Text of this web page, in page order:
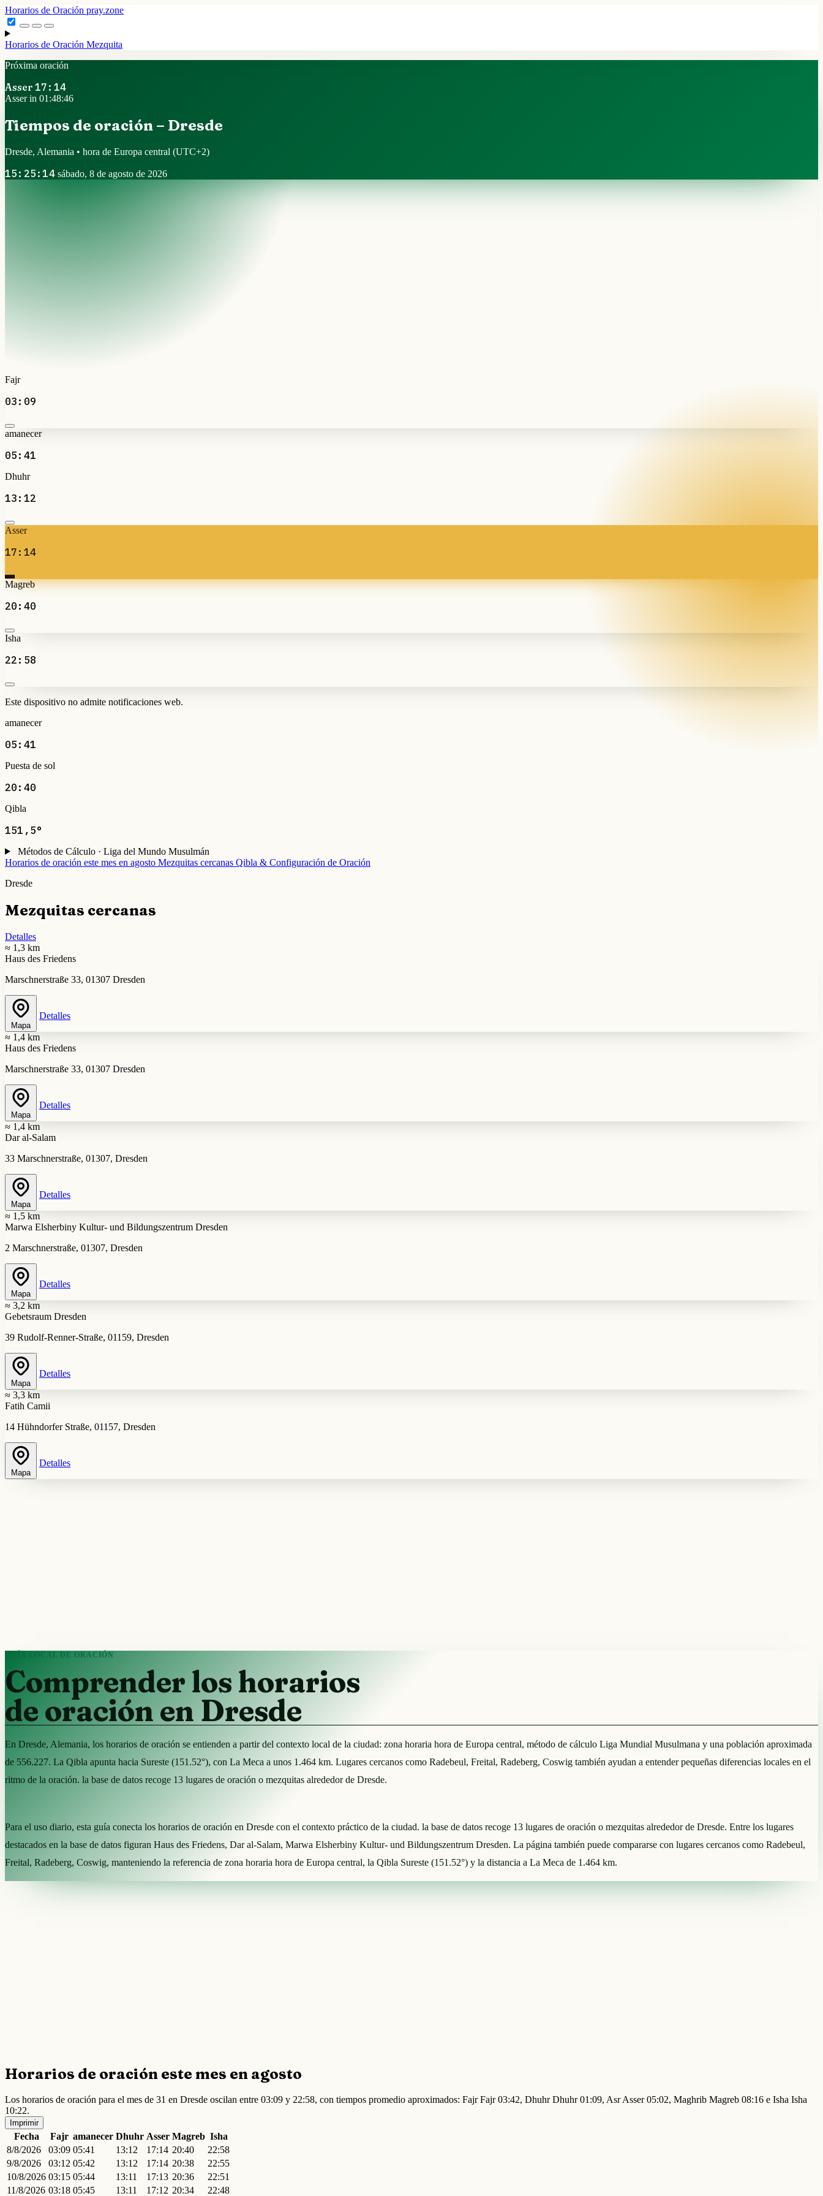
Horarios de Oración pray.zone
Horarios de Oración Mezquita
Próxima oración
Asser 17:14
Asser in 01:48:45
Tiempos de oración – Dresde
Dresde, Alemania • hora de Europa central (UTC+2)
15:25:15 sábado, 8 de agosto de 2026
Fajr
03:09
amanecer
05:41
Dhuhr
13:12
Asser
17:14
Magreb
20:40
Isha
22:58
Este dispositivo no admite notificaciones web.
amanecer
05:41
Puesta de sol
20:40
Qibla
151,5°
Métodos de Cálculo · Liga del Mundo Musulmán
Horarios de oración este mes en agosto Mezquitas cercanas Qibla & Configuración de Oración
Dresde
Mezquitas cercanas
Detalles
≈ 1,3 km
Haus des Friedens
Marschnerstraße 33, 01307 Dresden
Mapa
Detalles
≈ 1,4 km
Haus des Friedens
Marschnerstraße 33, 01307 Dresden
Mapa
Detalles
≈ 1,4 km
Dar al-Salam
33 Marschnerstraße, 01307, Dresden
Mapa
Detalles
≈ 1,5 km
Marwa Elsherbiny Kultur- und Bildungszentrum Dresden
2 Marschnerstraße, 01307, Dresden
Mapa
Detalles
≈ 3,2 km
Gebetsraum Dresden
39 Rudolf-Renner-Straße, 01159, Dresden
Mapa
Detalles
≈ 3,3 km
Fatih Camii
14 Hühndorfer Straße, 01157, Dresden
Mapa
Detalles
GUÍA LOCAL DE ORACIÓN
Comprender los horarios
de oración en Dresde
En Dresde, Alemania, los horarios de oración se entienden a partir del contexto local de la ciudad: zona horaria hora de Europa central, método de cálculo Liga Mundial Musulmana y una población aproximada
de 556.227. La Qibla apunta hacia Sureste (151.52°), con La Meca a unos 1.464 km. Lugares cercanos como Radebeul, Freital, Radeberg, Coswig también ayudan a entender pequeñas diferencias locales en el
ritmo de la oración. la base de datos recoge 13 lugares de oración o mezquitas alrededor de Dresde.
Para el uso diario, esta guía conecta los horarios de oración en Dresde con el contexto práctico de la ciudad. la base de datos recoge 13 lugares de oración o mezquitas alrededor de Dresde. Entre los lugares
destacados en la base de datos figuran Haus des Friedens, Dar al-Salam, Marwa Elsherbiny Kultur- und Bildungszentrum Dresden. La página también puede compararse con lugares cercanos como Radebeul,
Freital, Radeberg, Coswig, manteniendo la referencia de zona horaria hora de Europa central, la Qibla Sureste (151.52°) y la distancia a La Meca de 1.464 km.
Horarios de oración este mes en agosto
Los horarios de oración para el mes de 31 en Dresde oscilan entre 03:09 y 22:58, con tiempos promedio aproximados: Fajr Fajr 03:42, Dhuhr Dhuhr 01:09, Asr Asser 05:02, Maghrib Magreb 08:16 e Isha Isha
10:22.
Imprimir
Fecha Fajr amanecer Dhuhr Asser Magreb Isha
8/8/2026
03:09 05:41 13:12 17:14 20:40
22:58
9/8/2026
03:12 05:42 13:12 17:14 20:38
22:55
10/8/2026 03:15 05:44 13:11 17:13 20:36
22:51
11/8/2026 03:18 05:45 13:11 17:12 20:34 22:48